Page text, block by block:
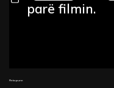
parë filmin.
Fleta pune